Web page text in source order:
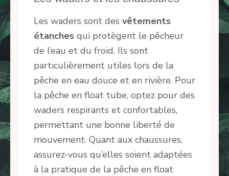
Les waders sont des vêtements
étanches qui protègent le pêcheur
de l’eau et du froid. Ils sont
particulièrement utiles lors de la
pêche en eau douce et en rivière. Pour
la pêche en float tube, optez pour des
waders respirants et confortables,
permettant une bonne liberté de
mouvement. Quant aux chaussures,
assurez-vous qu’elles soient adaptées
à la pratique de la pêche en float